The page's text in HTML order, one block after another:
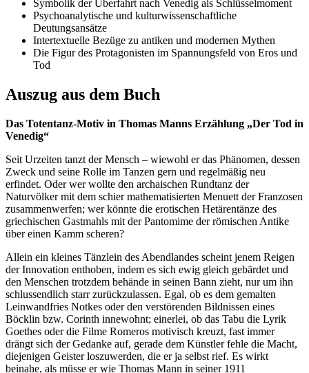
Symbolik der Überfahrt nach Venedig als Schlüsselmoment
Psychoanalytische und kulturwissenschaftliche
Deutungsansätze
Intertextuelle Bezüge zu antiken und modernen Mythen
Die Figur des Protagonisten im Spannungsfeld von Eros und
Tod
Auszug aus dem Buch
Das Totentanz-Motiv in Thomas Manns Erzählung „Der Tod in
Venedig“
Seit Urzeiten tanzt der Mensch – wiewohl er das Phänomen, dessen
Zweck und seine Rolle im Tanzen gern und regelmäßig neu
erfindet. Oder wer wollte den archaischen Rundtanz der
Naturvölker mit dem schier mathematisierten Menuett der Franzosen
zusammenwerfen; wer könnte die erotischen Hetärentänze des
griechischen Gastmahls mit der Pantomime der römischen Antike
über einen Kamm scheren?
Allein ein kleines Tänzlein des Abendlandes scheint jenem Reigen
der Innovation enthoben, indem es sich ewig gleich gebärdet und
den Menschen trotzdem behände in seinen Bann zieht, nur um ihn
schlussendlich starr zurückzulassen. Egal, ob es dem gemalten
Leinwandfries Notkes oder den verstörenden Bildnissen eines
Böcklin bzw. Corinth innewohnt; einerlei, ob das Tabu die Lyrik
Goethes oder die Filme Romeros motivisch kreuzt, fast immer
drängt sich der Gedanke auf, gerade dem Künstler fehle die Macht,
diejenigen Geister loszuwerden, die er ja selbst rief. Es wirkt
beinahe, als müsse er wie Thomas Mann in seiner 1911